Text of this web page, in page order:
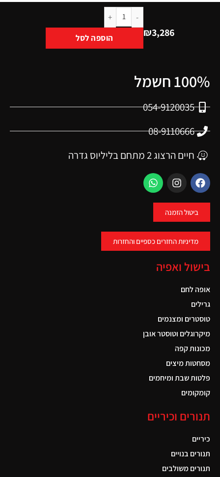
₪3,286 הוספה לסל
100% חשמל
054-9120035
08-9110666
חיים הרצוג 2 מתחם בליליוס גדרה
ביטול הזמנה
מדיניות החזרים כספיים והחזרות
בישול ואפיה
אופה לחם
גרילים
טוסטרים ומצנמים
מיקרוגלים וטוסטר אובן
מכונות קפה
מסחטות מיצים
פלטות שבת ומיחמים
קומקומים
תנורים וכיריים
כיריים
תנורים בנויים
תנורים משולבים